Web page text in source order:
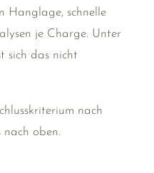
Hanglage, schnelle
je Charge. Unter
sich das nicht
nach
oben.